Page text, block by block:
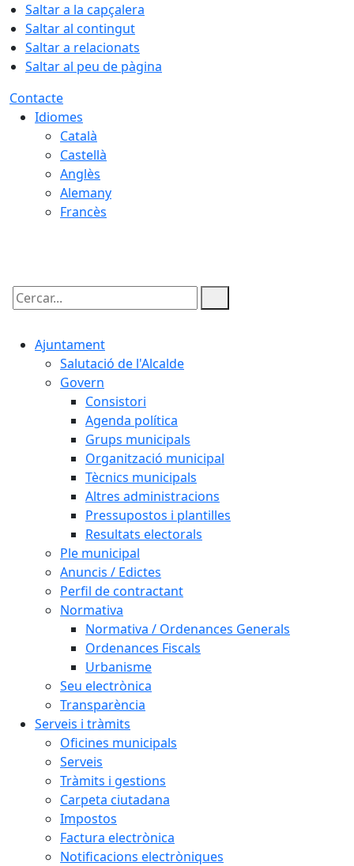
Saltar a la capçalera
Saltar al contingut
Saltar a relacionats
Saltar al peu de pàgina
Contacte
Idiomes
Català
Castellà
Anglès
Alemany
Francès
Cercar:
Ajuntament
Salutació de l'Alcalde
Govern
Consistori
Agenda política
Grups municipals
Organització municipal
Tècnics municipals
Altres administracions
Pressupostos i plantilles
Resultats electorals
Ple municipal
Anuncis / Edictes
Perfil de contractant
Normativa
Normativa / Ordenances Generals
Ordenances Fiscals
Urbanisme
Seu electrònica
Transparència
Serveis i tràmits
Oficines municipals
Serveis
Tràmits i gestions
Carpeta ciutadana
Impostos
Factura electrònica
Notificacions electròniques